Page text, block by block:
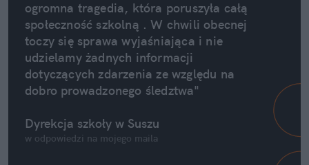
ogromna tragedia, która poruszyła całą
społeczność szkolną . W chwili obecnej
toczy się sprawa wyjaśniająca i nie
udzielamy żadnych informacji
dotyczących zdarzenia ze względu na
dobro prowadzonego śledztwa"
Dyrekcja szkoły w Suszu
w odpowiedzi na mojego maila